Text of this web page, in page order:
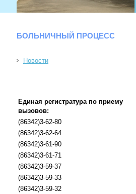
БОЛЬНИЧНЫЙ ПРОЦЕСС
Новости
Единая регистратура по приему
вызовов:
(86342)3-62-80
(86342)3-62-64
(86342)3-61-90
(86342)3-61-71
(86342)3-59-37
(86342)3-59-33
(86342)3-59-32